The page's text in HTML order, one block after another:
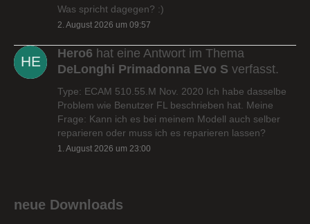
Was spricht dagegen? :)
2. August 2026 um 09:57
Hero6 hat eine Antwort im Thema
DeLonghi Primadonna Evo S verfasst.
Type: ECAM 510.55.M Nov. 2020 Ich habe dasselbe
Problem wie Benutzer FL beschrieben hat. Meine
Frage: Kann ich es bei meinem Modell auch selber
reparieren oder muss ich es reparieren lassen?
1. August 2026 um 23:00
neue Downloads